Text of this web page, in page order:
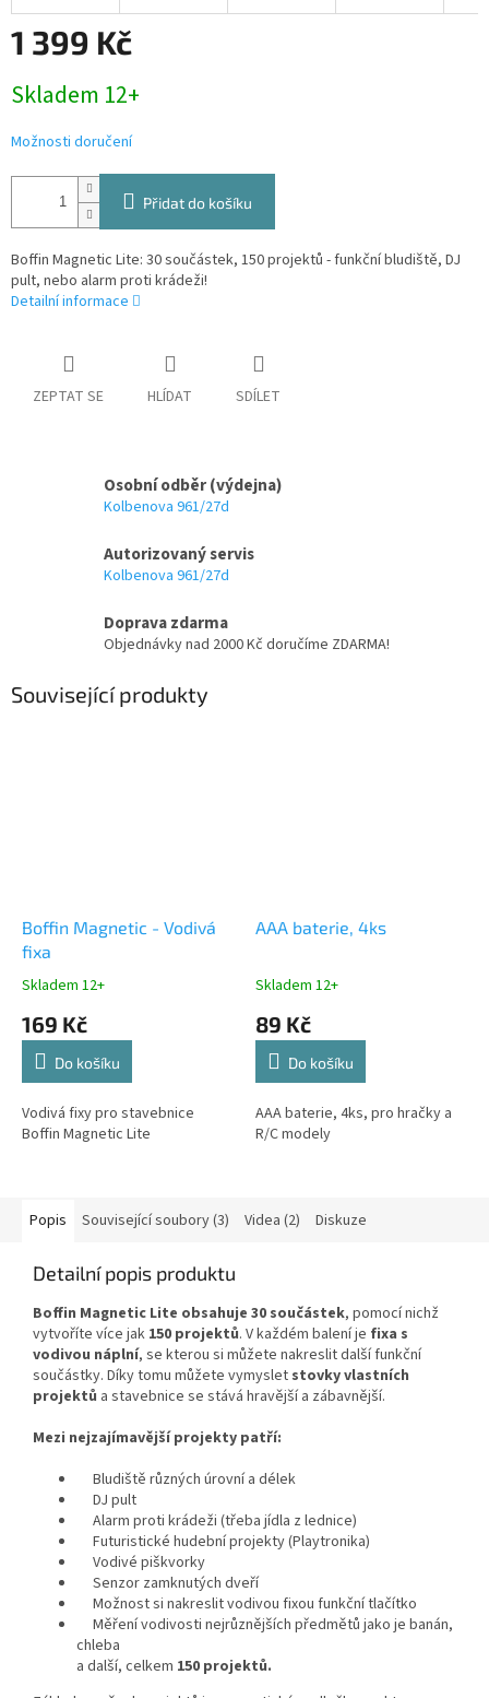
1 399 Kč
cena:
Skladem 12+
Možnosti doručení
Přidat do košíku
Boffin Magnetic Lite: 30 součástek, 150 projektů - funkční bludiště, DJ
pult, nebo alarm proti krádeži!
Detailní informace
ZEPTAT SE HLÍDAT SDÍLET
Osobní odběr (výdejna)
Kolbenova 961/27d
Autorizovaný servis
Kolbenova 961/27d
Doprava zdarma
Objednávky nad 2000 Kč doručíme ZDARMA!
Související produkty
Boffin Magnetic - Vodivá
fixa
Skladem 12+
169 Kč
Do košíku
Vodivá fixy pro stavebnice
Boffin Magnetic Lite
AAA baterie, 4ks
Skladem 12+
89 Kč
Do košíku
AAA baterie, 4ks, pro hračky a
R/C modely
Popis Související soubory (3) Videa (2) Diskuze
Detailní popis produktu
Boffin Magnetic Lite obsahuje 30 součástek, pomocí nichž
vytvoříte více jak 150 projektů. V každém balení je fixa s
vodivou náplní, se kterou si můžete nakreslit další funkční
součástky. Díky tomu můžete vymyslet stovky vlastních
projektů a stavebnice se stává hravější a zábavnější.
Mezi nejzajímavější projekty patří:
Bludiště různých úrovní a délek
DJ pult
Alarm proti krádeži (třeba jídla z lednice)
Futuristické hudební projekty (Playtronika)
Vodivé piškvorky
Senzor zamknutých dveří
Možnost si nakreslit vodivou fixou funkční tlačítko
Měření vodivosti nejrůznějších předmětů jako je banán,
chleba
a další, celkem 150 projektů.